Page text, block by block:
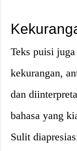
Teks puisi
kekurangan,
dan
bahasa yang
Sulit